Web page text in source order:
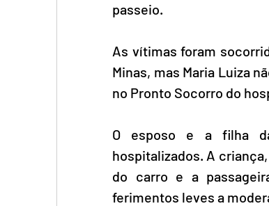
passeio.
As vítimas foram
Minas, mas Maria Luiza
no Pronto Socorro do
O esposo e a filha
hospitalizados. A
do carro e a
ferimentos leves a